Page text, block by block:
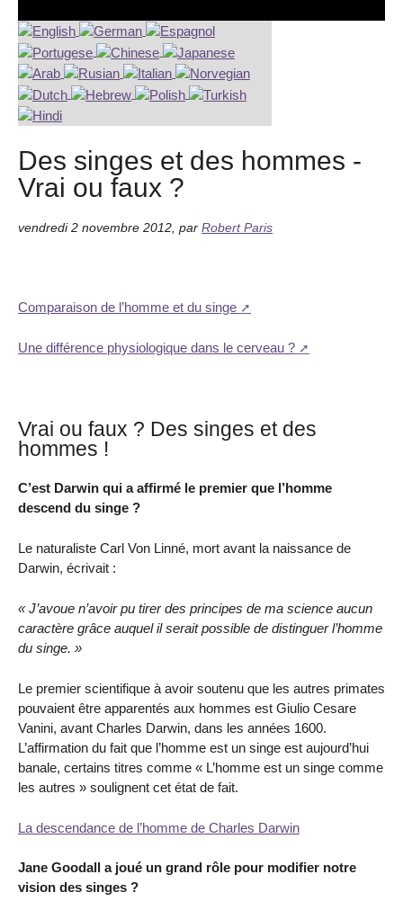
Des singes et des hommes -
Vrai ou faux ?
vendredi 2 novembre 2012 par Robert Paris
Comparaison de l’homme et du singe
Une différence physiologique dans le cerveau ?
Vrai ou faux ? Des singes et des
hommes !
C’est Darwin qui a affirmé le premier que l’homme
descend du singe ?
Le naturaliste Carl Von Linné, mort avant la naissance de
Darwin, écrivait :
« J’avoue n’avoir pu tirer des principes de ma science aucun
caractère grâce auquel il serait possible de distinguer l’homme
du singe. »
Le premier scientifique à avoir soutenu que les autres primates
pouvaient être apparentés aux hommes est Giulio Cesare
Vanini, avant Charles Darwin, dans les années 1600.
L’affirmation du fait que l’homme est un singe est aujourd’hui
banale, certains titres comme « L’homme est un singe comme
les autres » soulignent cet état de fait.
La descendance de l’homme de Charles Darwin
Jane Goodall a joué un grand rôle pour modifier notre
vision des singes ?